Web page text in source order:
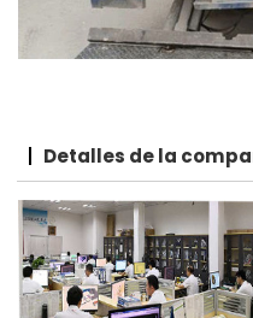
Detalles de la